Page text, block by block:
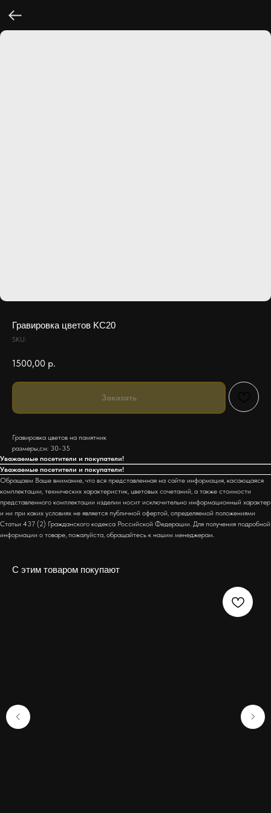
Гравировка цветов KC20
SKU:
1500,00 р.
Заказать
Гравировка цветов на памятник
размеры,см: 30-35
Уважаемые посетители и покупатели!
Уважаемые посетители и покупатели!
Обращаем Ваше внимание, что вся представленная на сайте информация, касающаяся
комплектации, технических характеристик, цветовых сочетаний, а также стоимости
представленного комплектации изделии носит исключительно информационный характер
и ни при каких условиях не является публичной офертой, определяемой положениями
Статьи 437 (2) Гражданского кодекса Российской Федерации. Для получения подробной
информации о товаре, пожалуйста, обращайтесь к нашим менеджерам.
С этим товаром покупают